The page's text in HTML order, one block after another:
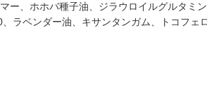
ー、ホホバ種子油、ジラウロイルグルタミ
ラベンダー油、キサンタンガム、トコフェ